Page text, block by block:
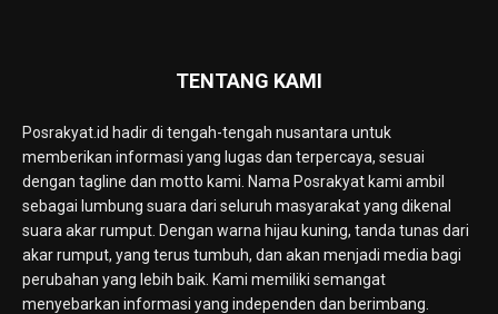
TENTANG KAMI
Posrakyat.id hadir di tengah-tengah nusantara untuk
memberikan informasi yang lugas dan terpercaya, sesuai
dengan tagline dan motto kami. Nama Posrakyat kami ambil
sebagai lumbung suara dari seluruh masyarakat yang dikenal
suara akar rumput. Dengan warna hijau kuning, tanda tunas dari
akar rumput, yang terus tumbuh, dan akan menjadi media bagi
perubahan yang lebih baik. Kami memiliki semangat
menyebarkan informasi yang independen dan berimbang.